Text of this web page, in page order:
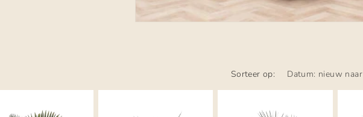
Sorteer op: